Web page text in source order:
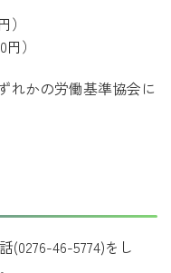
）
れかの労働基準協会に
(0276-46-5774)をし